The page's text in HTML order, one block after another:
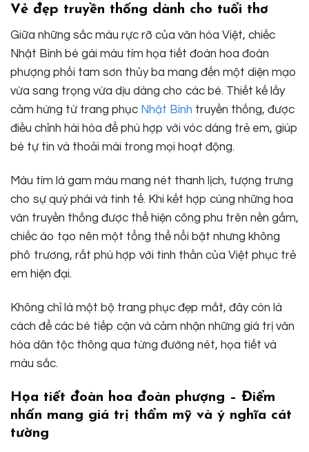
Vẻ đẹp truyền thống dành cho tuổi thơ
Giữa những sắc màu rực rỡ của văn hóa Việt, chiếc
Nhật Bình bé gái màu tím họa tiết đoàn hoa đoàn
phượng phối tam sơn thủy ba mang đến một diện mạo
vừa sang trọng vừa dịu dàng cho các bé. Thiết kế lấy
cảm hứng từ trang phục Nhật Bình truyền thống, được
điều chỉnh hài hòa để phù hợp với vóc dáng trẻ em, giúp
bé tự tin và thoải mái trong mọi hoạt động.
Màu tím là gam màu mang nét thanh lịch, tượng trưng
cho sự quý phái và tinh tế. Khi kết hợp cùng những hoa
văn truyền thống được thể hiện công phu trên nền gấm,
chiếc áo tạo nên một tổng thể nổi bật nhưng không
phô trương, rất phù hợp với tinh thần của Việt phục trẻ
em hiện đại.
Không chỉ là một bộ trang phục đẹp mắt, đây còn là
cách để các bé tiếp cận và cảm nhận những giá trị văn
hóa dân tộc thông qua từng đường nét, họa tiết và
màu sắc.
Họa tiết đoàn hoa đoàn phượng – Điểm
nhấn mang giá trị thẩm mỹ và ý nghĩa cát
tường